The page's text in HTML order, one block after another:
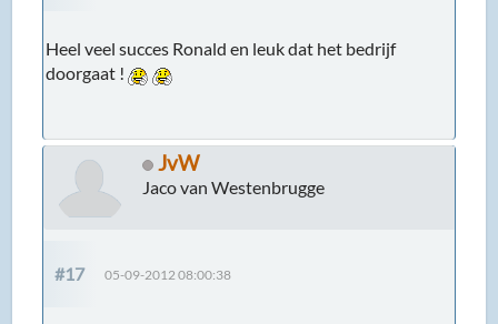
Heel veel succes Ronald en leuk dat het bedrijf
doorgaat !
JvW
Jaco van Westenbrugge
#17 05-09-2012 08:00:38